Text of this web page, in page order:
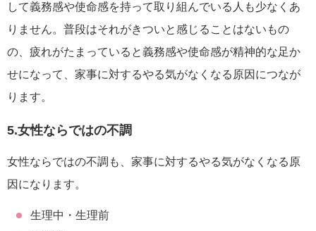
して義務感や使命感を持って取り組んでいる人も少なくあ
りません。普段はそれがきついと感じることはないもの
の、疲れがたまっていると義務感や使命感が精神的な足か
せになって、家事に対するやる気がなくなる原因につなが
ります。
5.女性ならではの不調
女性ならではの不調も、家事に対するやる気がなくなる原
因になります。
生理中・生理前